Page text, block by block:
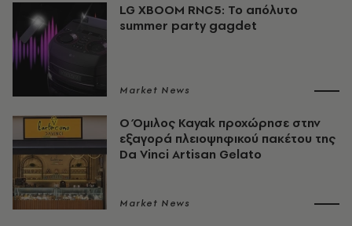
LG XBOOM RNC5: Το απόλυτο
summer party gagdet
Market News
Ο Όμιλος Kayak προχώρησε στην
εξαγορά πλειοψηφικού πακέτου της
Da Vinci Artisan Gelato
Market News